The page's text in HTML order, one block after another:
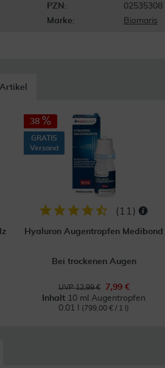
PZN:
02535308
Marke: Biomaris
38
GRATIS
Versand
( 11 )
Hyaluron Augentropfen Medibond
Bei trockenen Augen
UVP 12,99 €
7,99 €
Inhalt 10 ml Augentropfen
0.01 l
(799,00 € / 1 l)